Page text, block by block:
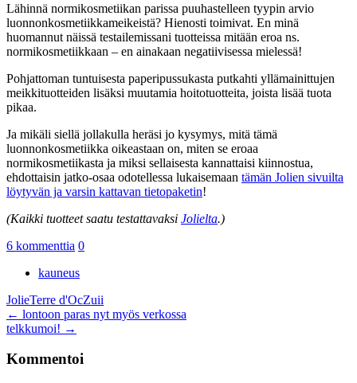
Lähinnä normikosmetiikan parissa puuhastelleen tyypin arvio
luonnonkosmetiikkameikeistä? Hienosti toimivat. En minä
huomannut näissä testailemissani tuotteissa mitään eroa ns.
normikosmetiikkaan – en ainakaan negatiivisessa mielessä!
Pohjattoman tuntuisesta paperipussukasta putkahti yllämainittujen
meikkituotteiden lisäksi muutamia hoitotuotteita, joista lisää tuota
pikaa.
Ja mikäli siellä jollakulla heräsi jo kysymys, mitä tämä
luonnonkosmetiikka oikeastaan on, miten se eroaa
normikosmetiikasta ja miksi sellaisesta kannattaisi kiinnostua,
ehdottaisin jatko-osaa odotellessa lukaisemaan tämän Jolien sivuilta
löytyvän ja varsin kattavan tietopaketin!
(Kaikki tuotteet saatu testattavaksi Jolielta.)
6 kommenttia 0
kauneus
JolieTerre d'OcZuii
Artikkelien
selaus
← lontoon paras nyt myös verkossa
telkkumoi! →
Kommentoi